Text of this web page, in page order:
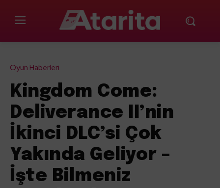
Oyun Haberleri
Kingdom Come:
Deliverance II’nin
İkinci DLC’si Çok
Yakında Geliyor –
İşte Bilmeniz